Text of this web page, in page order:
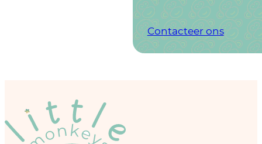
Contacteer ons